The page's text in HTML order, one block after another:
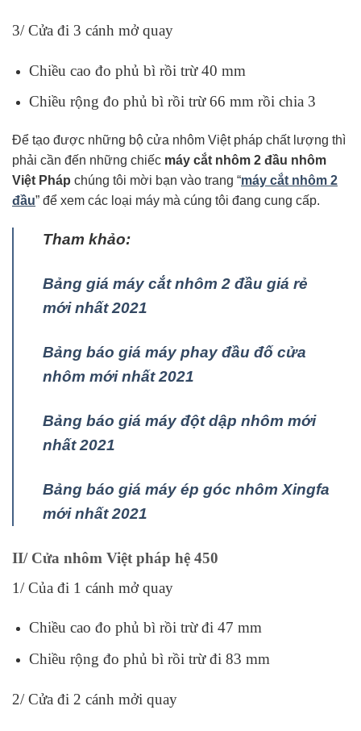
3/ Cửa đi 3 cánh mở quay
Chiều cao đo phủ bì rồi trừ 40 mm
Chiều rộng đo phủ bì rồi trừ 66 mm rồi chia 3
Để tạo được những bộ cửa nhôm Việt pháp chất lượng thì
phải cần đến những chiếc máy cắt nhôm 2 đầu nhôm
Việt Pháp chúng tôi mời bạn vào trang “máy cắt nhôm 2
đầu” để xem các loại máy mà cúng tôi đang cung cấp.
Tham khảo:
Bảng giá máy cắt nhôm 2 đầu giá rẻ
mới nhất 2021
Bảng báo giá máy phay đầu đố cửa
nhôm mới nhất 2021
Bảng báo giá máy đột dập nhôm mới
nhất 2021
Bảng báo giá máy ép góc nhôm Xingfa
mới nhất 2021
II/ Cửa nhôm Việt pháp hệ 450
1/ Của đi 1 cánh mở quay
Chiều cao đo phủ bì rồi trừ đi 47 mm
Chiều rộng đo phủ bì rồi trừ đi 83 mm
2/ Cửa đi 2 cánh mởi quay